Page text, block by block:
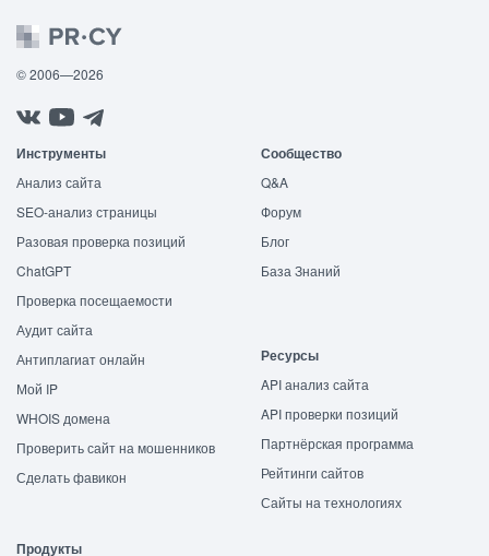
© 2006—2026
Инструменты
Анализ сайта
SEO-анализ страницы
Разовая проверка позиций
ChatGPT
Проверка посещаемости
Аудит сайта
Антиплагиат онлайн
Мой IP
WHOIS домена
Проверить сайт на мошенников
Сделать фавикон
Сообщество
Q&A
Форум
Блог
База Знаний
Ресурсы
API анализ сайта
API проверки позиций
Партнёрская программа
Рейтинги сайтов
Сайты на технологиях
Продукты